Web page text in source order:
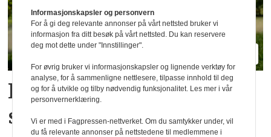
Kramp tar inn
strømapparater med app
Informasjonskapsler og personvern
For å gi deg relevante annonser på vårt nettsted bruker vi
informasjon fra ditt besøk på vårt nettsted. Du kan reservere
deg mot dette under "Innstillinger".
For øvrig bruker vi informasjonskapsler og lignende verktøy for
analyse, for å sammenligne nettlesere, tilpasse innhold til deg
og for å utvikle og tilby nødvendig funksjonalitet. Les mer i vår
personvernerklæring.
Vi er med i Fagpressen-nettverket. Om du samtykker under, vil
du få relevante annonser på nettstedene til medlemmene i